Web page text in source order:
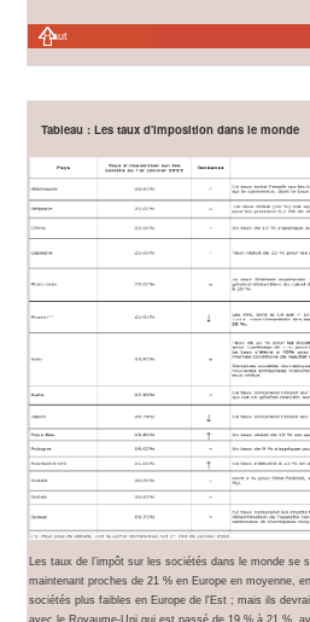
Haut
Tableau : Les taux d'imposition dans le monde
Les taux de l’impôt sur les sociétés dans le monde
maintenant proches de 21 % en Europe en moyenne,
sociétés plus faibles en Europe de l'Est ; mais ils
avec le Royaume-Uni qui est passé de 19 % à 21 %,